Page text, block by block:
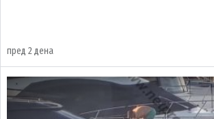
пред 2 дена